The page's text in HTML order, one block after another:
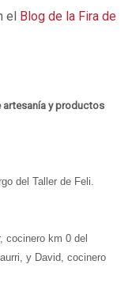
el Blog de la Fira de
artesanía y productos
del Taller de Feli.
cocinero km 0 del
y David, cocinero